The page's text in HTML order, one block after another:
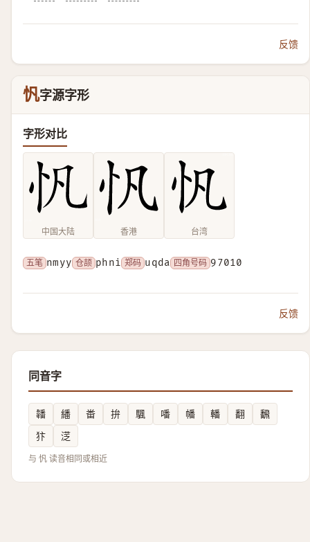
反馈
忛字源字形
字形对比
中国大陆 香港 台湾
五笔 nmyy 仓颉 phni 郑码 uqda 四角号码 97010
反馈
同音字
䪛 繙 畨 拚 颿 噃 幡 轓 翻
飜
犿
㴀
与 忛 读音相同或相近